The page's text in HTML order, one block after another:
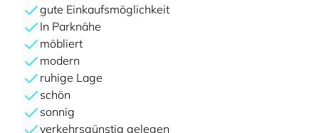
gute Einkaufsmöglichkeit
In Parknähe
möbliert
modern
ruhige Lage
schön
sonnig
verkehrsgünstig gelegen